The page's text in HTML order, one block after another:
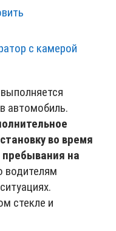
с камерой
автомобиль.
во время
на
водителям
стекле и